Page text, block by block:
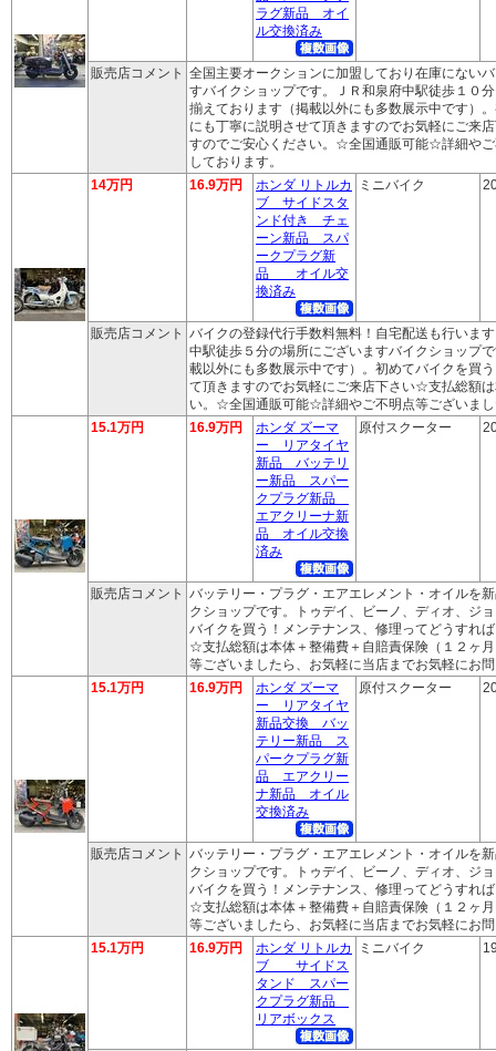
ラグ新品 オイ
ル交換済み
販売店コメント 全国主要オークションに加盟しており在庫にない
すバイクショップです。ＪＲ和泉府中駅徒歩１０
揃えております（掲載以外にも多数展示中です）
にも丁寧に説明させて頂きますのでお気軽にご来
すのでご安心ください。☆全国通販可能☆詳細や
しております。
14万円
16.9万円
ホンダ リトルカ
ブ サイドスタ
ンド付き チェ
ーン新品 スパ
ークプラグ新
品 オイル交
換済み
ミニバイク
販売店コメント バイクの登録代行手数料無料！自宅配送も行いま
中駅徒歩５分の場所にございますバイクショップ
載以外にも多数展示中です）。初めてバイクを買
て頂きますのでお気軽にご来店下さい☆支払総額
い。☆全国通販可能☆詳細やご不明点等ございま
15.1万円
16.9万円
ホンダ ズーマ
ー リアタイヤ
新品 バッテリ
ー新品 スパー
クプラグ新品
エアクリーナ新
品 オイル交換
済み
原付スクーター
販売店コメント バッテリー・プラグ・エアエレメント・オイルを
クショップです。トゥデイ、ビーノ、ディオ、ジ
バイクを買う！メンテナンス、修理ってどうすれ
☆支払総額は本体＋整備費＋自賠責保険（１２ヶ
等ございましたら、お気軽に当店までお気軽にお
15.1万円
16.9万円
ホンダ ズーマ
ー リアタイヤ
新品交換 バッ
テリー新品 ス
パークプラグ新
品 エアクリー
ナ新品 オイル
交換済み
原付スクーター
販売店コメント バッテリー・プラグ・エアエレメント・オイルを
クショップです。トゥデイ、ビーノ、ディオ、ジ
バイクを買う！メンテナンス、修理ってどうすれ
☆支払総額は本体＋整備費＋自賠責保険（１２ヶ
等ございましたら、お気軽に当店までお気軽にお
15.1万円
16.9万円
ホンダ リトルカ
ブ サイドス
タンド スパー
クプラグ新品
リアボックス
ミニバイク